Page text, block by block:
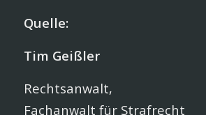
Quelle:
Tim Geißler
Rechtsanwalt,
Fachanwalt für Strafrecht